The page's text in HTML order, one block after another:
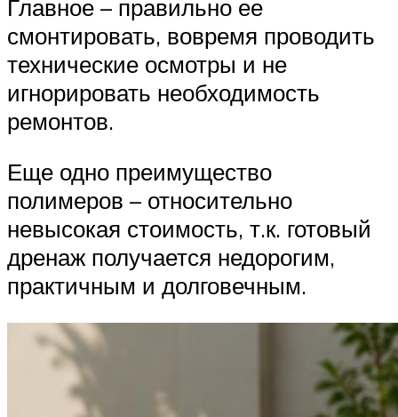
Главное – правильно ее
смонтировать, вовремя проводить
технические осмотры и не
игнорировать необходимость
ремонтов.
Еще одно преимущество
полимеров – относительно
невысокая стоимость, т.к. готовый
дренаж получается недорогим,
практичным и долговечным.